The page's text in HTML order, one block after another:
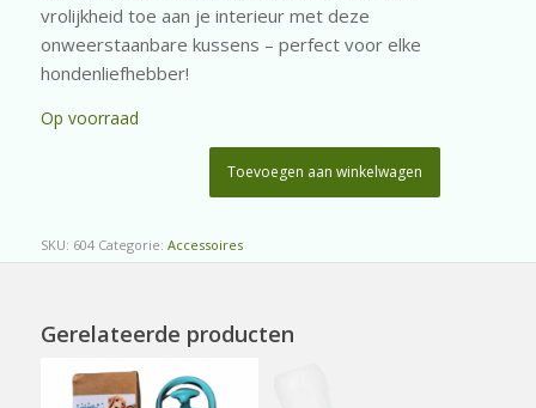
vrolijkheid toe aan je interieur met deze
onweerstaanbare kussens – perfect voor elke
hondenliefhebber!
Op voorraad
Toevoegen aan winkelwagen
SKU: 604 Categorie: Accessoires
Gerelateerde producten